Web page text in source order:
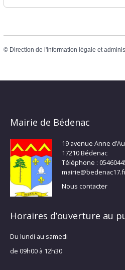
© Direction de l'information légale et
Mairie de Bédenac
19 avenue Anne
17210 Bédenac
Téléphone :
Nous contacter
Horaires d’ouverture au
Du lundi au samedi
de 09h00 à 12h30